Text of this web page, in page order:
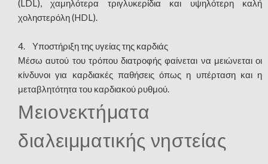
(LDL), χαμηλότερα τριγλυκερίδια και υψηλότερη καλή
χοληστερόλη (HDL).
4. Υποστήριξη της υγείας της καρδιάς
Μέσω αυτού του τρόπου διατροφής φαίνεται να μειώνεται οι
κίνδυνοι για καρδιακές παθήσεις όπως η υπέρταση και η
μεταβλητότητα του καρδιακού ρυθμού.
Μειονεκτήματα
διαλειμματικής νηστείας